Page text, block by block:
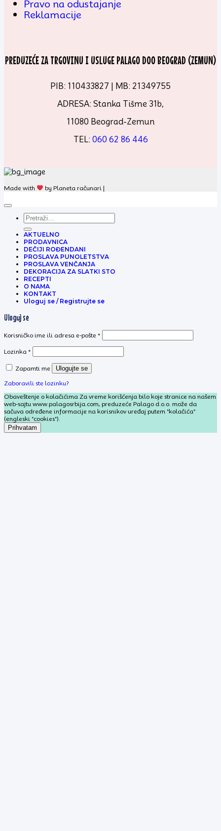
Pravo na odustajanje
Reklamacije
PREDUZEĆE ZA TRGOVINU I USLUGE PALAGO DOO BEOGRAD (ZEMUN)
PIB: 110433827 | MB: 21349755
ADRESA: Stanka Tišme 31b,
11080 Beograd-Zemun
TEL: 060 62 86 446
Made with by Planeta računari |
Pretraga
za:
AKTUELNO
PRODAVNICA
DEČIJI ROĐENDANI
PROSLAVA PUNOLETSTVA
PROSLAVA VENČANJA
DEKORACIJA ZA SLATKI STO
RECEPTI
O NAMA
KONTAKT
Uloguj se / Registrujte se
Uloguj se
Korisničko ime ili adresa e-pošte *
Lozinka *
Zapamti me
Ulogujte se
Zaboravili ste lozinku?
Obaveštenje o kolačićima Za vreme korišćenja bilo koje stranice na našem
web-sajtu www.palagosrbija.com, preduzeće Palago d.o.o. može da
sačuva određene informacije na korisnikov uređaj putem "kolačića"
(engleski "cookies").
Prihvatam